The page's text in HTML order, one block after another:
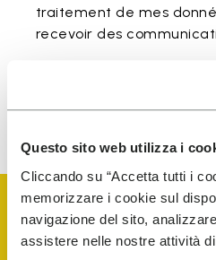
Questo sito web utilizza i
Cliccando su “Accetta tutti i
memorizzare i cookie sul
navigazione del sito,
assistere nelle nostre attività
traitement de mes
recevoir des
Pour savoir comment nous
consulter notre Politique de